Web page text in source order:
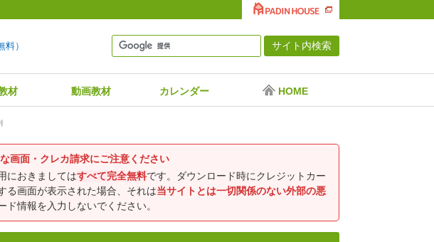
）
材 動画教材 カレンダー HOME
画面・クレカ請求にご注意ください
におきましてはすべて完全無料です。ダウンロード時にクレジットカー
る画面が表示された場合、それは当サイトとは一切関係のない外部の悪
ド情報を入力しないでください。